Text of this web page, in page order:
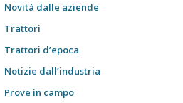
Novità dalle aziende
Trattori
Trattori d’epoca
Notizie dall’industria
Prove in campo